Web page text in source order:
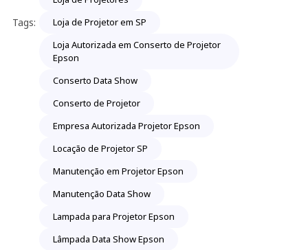
Tags:
Loja de Projetor em SP
Loja Autorizada em Conserto de Projetor
Epson
Conserto Data Show
Conserto de Projetor
Empresa Autorizada Projetor Epson
Locação de Projetor SP
Manutenção em Projetor Epson
Manutenção Data Show
Lampada para Projetor Epson
Lâmpada Data Show Epson